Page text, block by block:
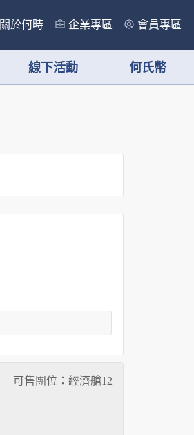
關於何時 企業專區 會員專區
線下活動 何氏幣
可售團位：經濟艙12